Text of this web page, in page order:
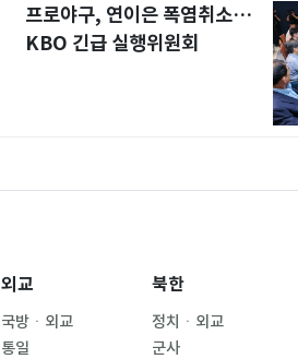
프로야구, 연이은 폭염취소…
KBO 긴급 실행위원회
외교
국방ㆍ외교
통일
북한
정치ㆍ외교
군사